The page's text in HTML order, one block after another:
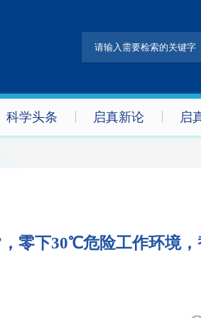
科学头条 启真新论 启
，零下30℃危险工作环境，